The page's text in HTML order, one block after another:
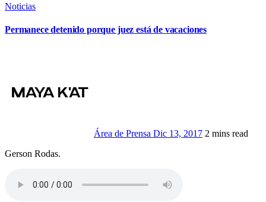
Noticias
Permanece detenido porque juez está de vacaciones
Área de Prensa Dic 13, 2017 2 mins read
Gerson Rodas.